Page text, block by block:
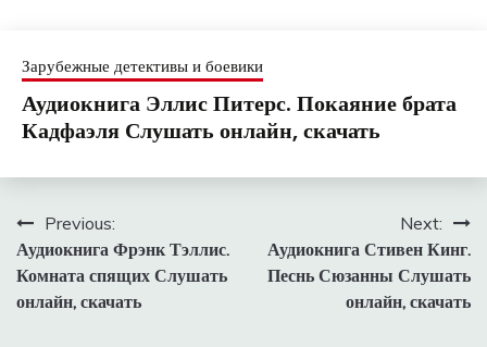
Зарубежные детективы и боевики
Аудиокнига Эллис Питерс. Покаяние брата
Кадфаэля Слушать онлайн, скачать
Навигация
по
записям
Previous:
Аудиокнига Фрэнк Тэллис.
Комната спящих Слушать
онлайн, скачать
Next:
Аудиокнига Стивен Кинг.
Песнь Сюзанны Слушать
онлайн, скачать